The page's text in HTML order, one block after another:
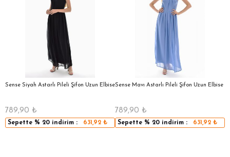
Sense Siyah Astarlı Pileli Şifon Uzun Elbise
789,90 ₺
Sepette % 20 indirim : 631,92₺
Sense Mavı Astarlı Pileli Şifon Uzun Elbise
789,90 ₺
Sepette % 20 indirim : 631,92₺